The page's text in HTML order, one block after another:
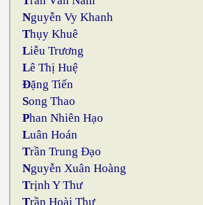
Nguyễn Vy Khanh
Thụy Khuê
Liễu Trương
Lê Thị Huệ
Đặng Tiến
Song Thao
Phan Nhiên Hạo
Luân Hoán
Trần Trung Đạo
Nguyễn Xuân Hoàng
Trịnh Y Thư
Trần Hoài Thư